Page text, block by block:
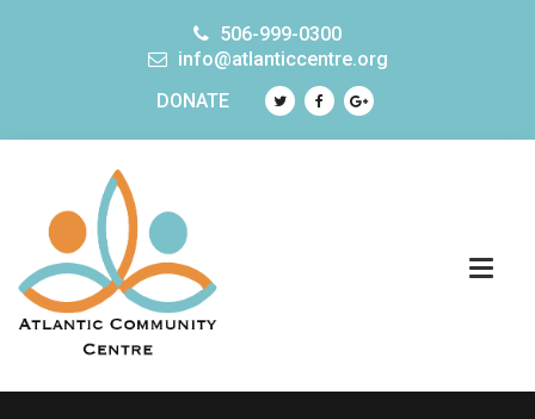
506-999-0300
info@atlanticcentre.org
DONATE